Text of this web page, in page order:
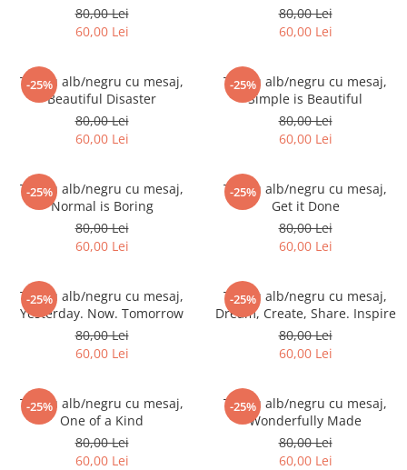
Zodia Fecioara
Zodia Gemeni
Zodia Pesti
Zodia Rac
Zodia Taur
Zodia Scorpion
Zodia Varsator
Zodia Sagetator
Tricou personalizat cu imaginea
sau textul tau
Tricouri mamici
Tricouri tatici
Tricouri drumetii
Tricouri gameri
Tricouri music is life
Tricouri sporturi de iarna
Tablouri PVC
Tablouri PVC copii
80,00 Lei
60,00 Lei
80,00 Lei
60,00 Lei
-25%
Tricou alb/negru cu mesaj,
Beautiful Disaster
80,00 Lei
60,00 Lei
-25%
Tricou alb/negru cu mesaj,
Simple is Beautiful
80,00 Lei
60,00 Lei
-25%
Tricou alb/negru cu mesaj,
Normal is Boring
80,00 Lei
60,00 Lei
-25%
Tricou alb/negru cu mesaj,
Get it Done
80,00 Lei
60,00 Lei
-25%
Tricou alb/negru cu mesaj,
Yesterday. Now. Tomorrow
80,00 Lei
60,00 Lei
-25%
Tricou alb/negru cu mesaj,
Dream, Create, Share. Inspire
80,00 Lei
60,00 Lei
-25%
Tricou alb/negru cu mesaj,
One of a Kind
80,00 Lei
60,00 Lei
-25%
Tricou alb/negru cu mesaj,
Wonderfully Made
80,00 Lei
60,00 Lei